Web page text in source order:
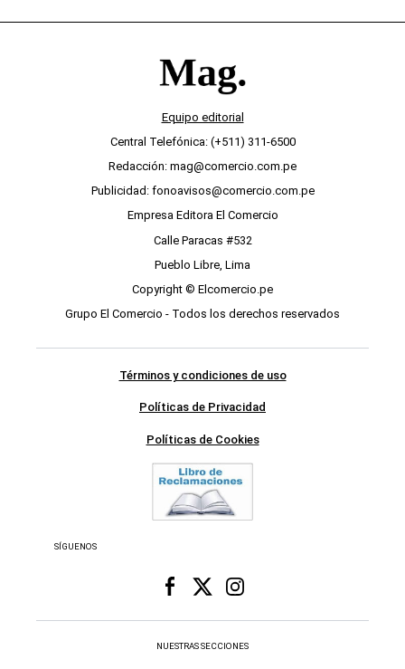
Equipo editorial
Central Telefónica: (+511) 311-6500
Redacción: mag@comercio.com.pe
Publicidad: fonoavisos@comercio.com.pe
Empresa Editora El Comercio
Calle Paracas #532
Pueblo Libre, Lima
Copyright © Elcomercio.pe
Grupo El Comercio - Todos los derechos reservados
Términos y condiciones de uso
Políticas de Privacidad
Políticas de Cookies
SÍGUENOS
NUESTRAS SECCIONES